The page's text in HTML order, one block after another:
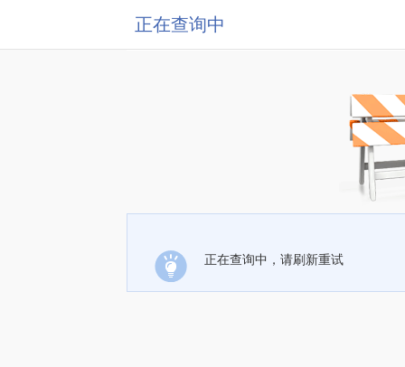
正在查询中
正在查询中，请刷新重试